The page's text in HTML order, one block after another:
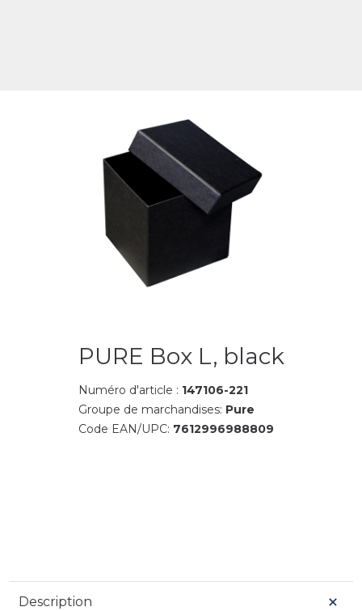
PURE Box L, black
Numéro d'article : 147106-221
Groupe de marchandises: Pure
Code EAN/UPC: 7612996988809
Description